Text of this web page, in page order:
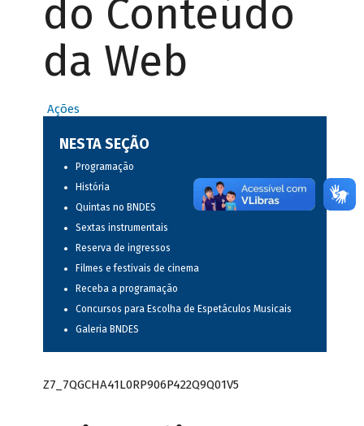
do Conteúdo
da Web
Ações
NESTA SEÇÃO
Programação
História
Quintas no BNDES
Sextas instrumentais
Reserva de ingressos
Filmes e festivais de cinema
Receba a programação
Concursos para Escolha de Espetáculos Musicais
Galeria BNDES
Z7_7QGCHA41L0RP906P422Q9Q01V5